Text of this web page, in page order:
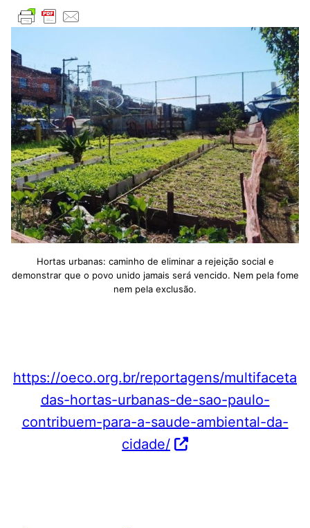
Hortas urbanas: caminho de eliminar a rejeição social e
demonstrar que o povo unido jamais será vencido. Nem pela fome
nem pela exclusão.
https://oeco.org.br/reportagens/multifaceta
das-hortas-urbanas-de-sao-paulo-
contribuem-para-a-saude-ambiental-da-
cidade/